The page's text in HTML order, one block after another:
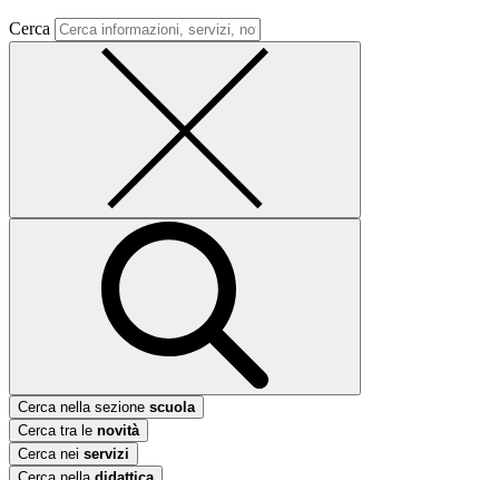
Cerca
Cerca nella sezione scuola
Cerca tra le novità
Cerca nei servizi